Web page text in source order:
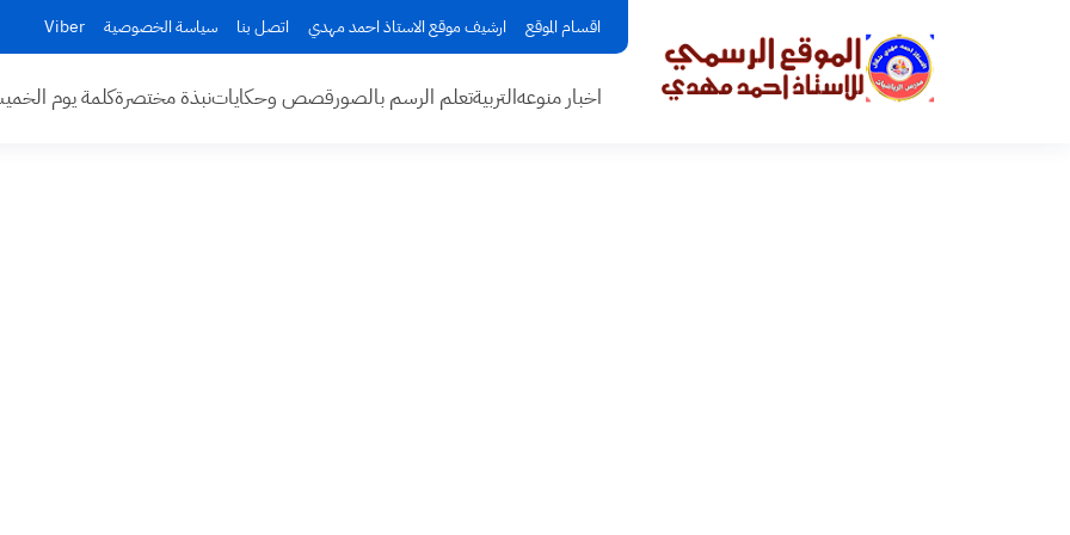
اقسام الموقع ارشيف موقع الاستاذ احمد مهدي اتصل بنا سياسة الخصوصية Viber
اخبار منوعهالتربيةتعلم الرسم بالصورقصص وحكاياتنبذة مختصرةكلمة يوم